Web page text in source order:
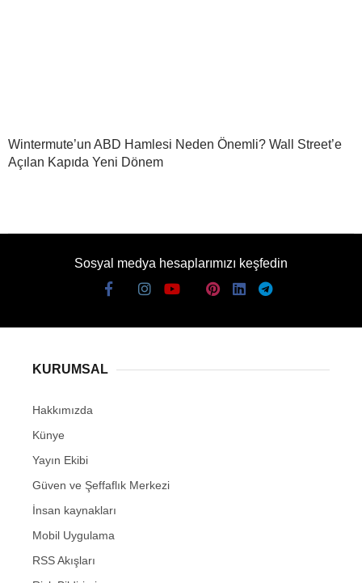
Wintermute’un ABD Hamlesi Neden Önemli? Wall Street’e
Açılan Kapıda Yeni Dönem
Sosyal medya hesaplarımızı keşfedin
KURUMSAL
Hakkımızda
Künye
Yayın Ekibi
Güven ve Şeffaflık Merkezi
İnsan kaynakları
Mobil Uygulama
RSS Akışları